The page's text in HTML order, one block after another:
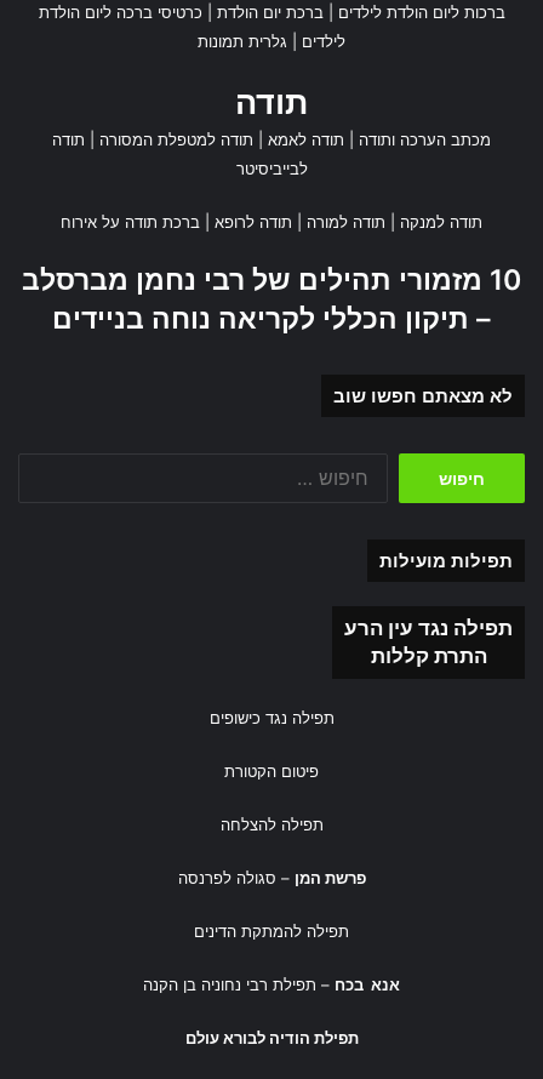
ברכות ליום הולדת לילדים ברכת יום הולדת
כרטיסי ברכה ליום הולדת
לילדים
גלרית תמונות
תודה
מכתב הערכה ותודה תודה לאמא תודה למטפלת המסורה
תודה
לבייביסיטר
תודה למנקה תודה למורה תודה לרופא ברכת תודה על אירוח
10 מזמורי תהילים של רבי נחמן מברסלב
– תיקון הכללי לקריאה נוחה בניידים
לא מצאתם חפשו שוב
תפילות מועילות
תפילה נגד עין הרע
התרת קללות
תפילה נגד כישופים
פיטום הקטורת
תפילה להצלחה
פרשת המן – סגולה לפרנסה
תפילה להמתקת הדינים
אנא בכח – תפילת רבי נחוניה בן הקנה
תפילת הודיה לבורא עולם